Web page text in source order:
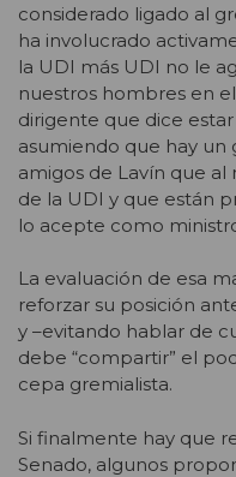
considerado ligado al
ha involucrado
la UDI más UDI no le
nuestros hombres en
dirigente que dice
asumiendo que hay un
amigos de Lavín que
de la UDI y que están
lo acepte como
La evaluación de esa
reforzar su posición
y –evitando hablar de
debe “compartir” el
cepa gremialista.
Si finalmente hay que
Senado, algunos